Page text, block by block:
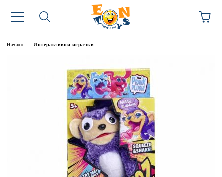
Начало Интерактивни играчки